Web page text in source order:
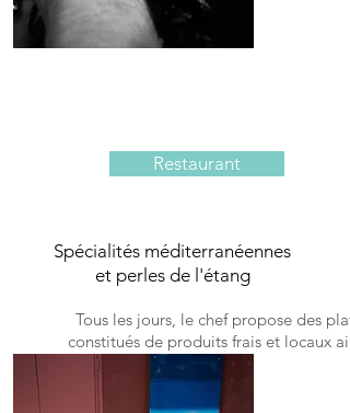
Restaurant
Spécialités méditerranéennes
et perles de l'étang
Tous les jours, le chef propose des plats
constitués de produits frais et locaux
qu'un menu du midi à 19.99€ (entrée -
plat - dessert) en semaine.
Une carte simple et efficace proposant